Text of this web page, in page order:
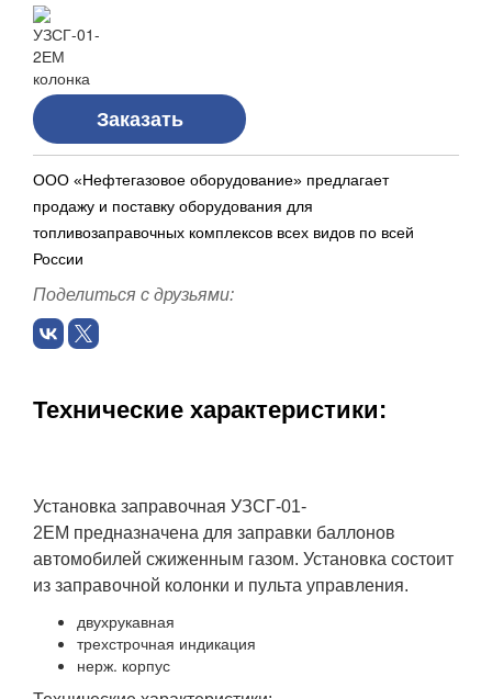
Заказать
ООО «Нефтегазовое оборудование» предлагает
продажу и поставку оборудования для
топливозаправочных комплексов всех видов по всей
России
Поделиться с друзьями:
Технические характеристики:
Установка заправочная УЗСГ-01-
2ЕМ предназначена для заправки баллонов
автомобилей сжиженным газом. Установка состоит
из заправочной колонки и пульта управления.
двухрукавная
трехстрочная индикация
нерж. корпус